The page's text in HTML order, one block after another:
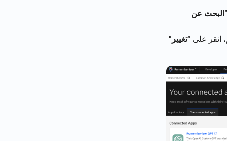
"البحث عن
انقر على "تغيير"